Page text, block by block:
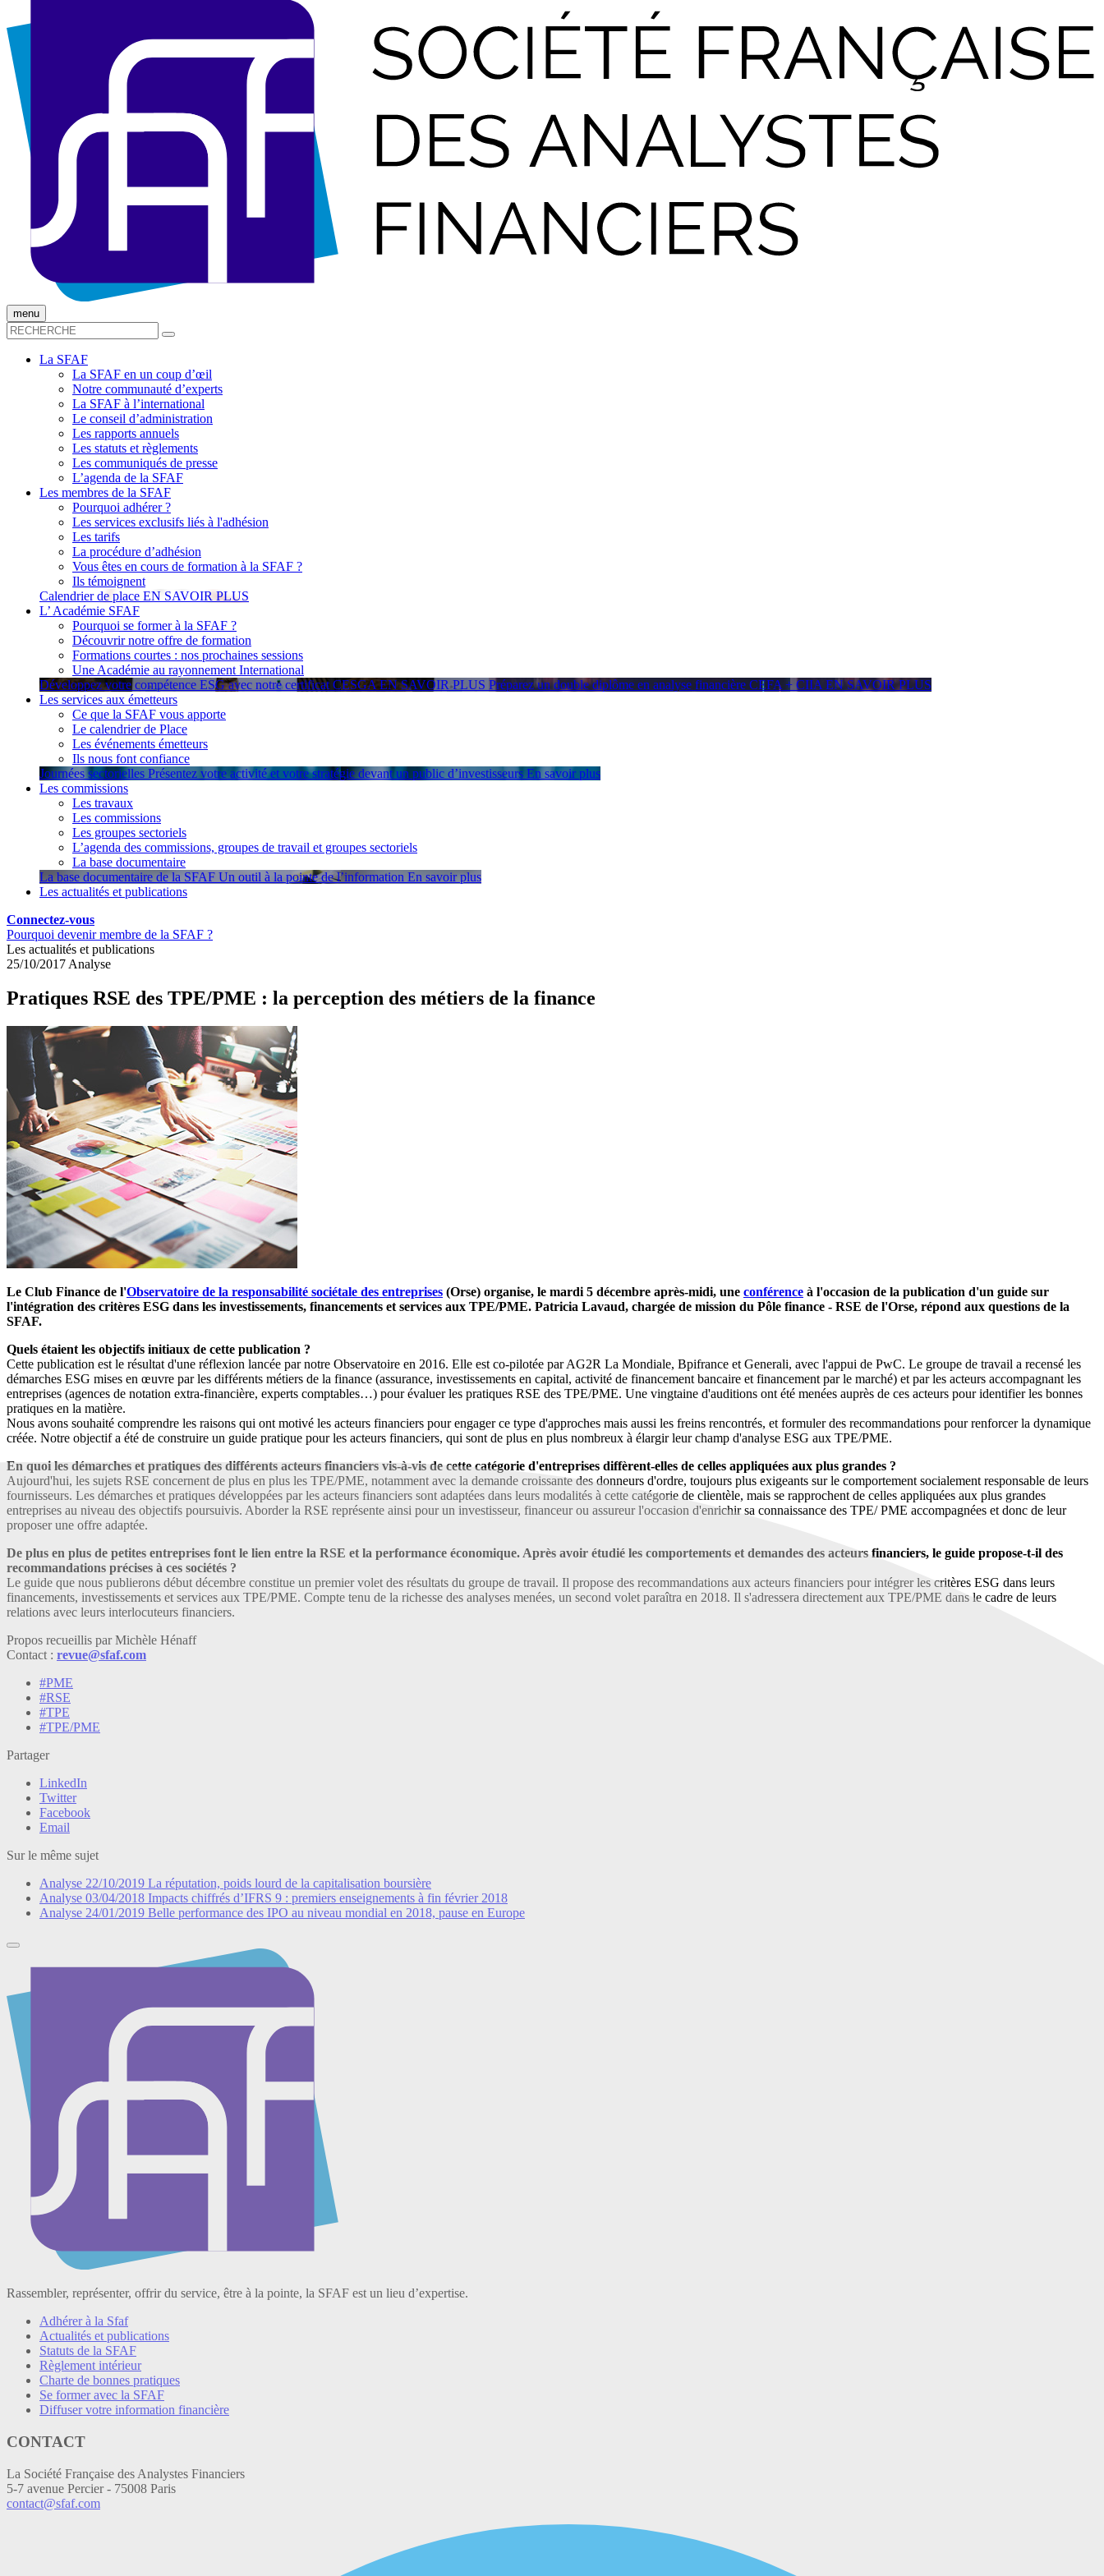
menu
La SFAF
La SFAF en un coup d’œil
Notre communauté d’experts
La SFAF à l’international
Le conseil d’administration
Les rapports annuels
Les statuts et règlements
Les communiqués de presse
L’agenda de la SFAF
Les membres de la SFAF
Pourquoi adhérer ?
Les services exclusifs liés à l'adhésion
Les tarifs
La procédure d’adhésion
Vous êtes en cours de formation à la SFAF ?
Ils témoignent
Calendrier de place EN SAVOIR PLUS
L’ Académie SFAF
Pourquoi se former à la SFAF ?
Découvrir notre offre de formation
Formations courtes : nos prochaines sessions
Une Académie au rayonnement International
Développez votre compétence ESG avec notre certificat CESGA EN SAVOIR PLUS Préparez un double diplôme en analyse financière CEFA + CIIA EN SAVOIR PLUS
Les services aux émetteurs
Ce que la SFAF vous apporte
Le calendrier de Place
Les événements émetteurs
Ils nous font confiance
Journées sectorielles Présentez votre activité et votre stratégie devant un public d’investisseurs En savoir plus
Les commissions
Les travaux
Les commissions
Les groupes sectoriels
L’agenda des commissions, groupes de travail et groupes sectoriels
La base documentaire
La base documentaire de la SFAF Un outil à la pointe de l’information En savoir plus
Les actualités et publications
Connectez-vous
Pourquoi devenir membre de la SFAF ?
Les actualités et publications
25/10/2017 Analyse
Pratiques RSE des TPE/PME : la perception des métiers de la finance
Le Club Finance de l'Observatoire de la responsabilité sociétale des entreprises (Orse) organise, le mardi 5 décembre après-midi, une conférence à l'occasion de la publication d'un guide sur
l'intégration des critères ESG dans les investissements, financements et services aux TPE/PME. Patricia Lavaud, chargée de mission du Pôle finance - RSE de l'Orse, répond aux questions de la
SFAF.
Quels étaient les objectifs initiaux de cette publication ?
Cette publication est le résultat d'une réflexion lancée par notre Observatoire en 2016. Elle est co-pilotée par AG2R La Mondiale, Bpifrance et Generali, avec l'appui de PwC. Le groupe de travail a recensé les
démarches ESG mises en œuvre par les différents métiers de la finance (assurance, investissements en capital, activité de financement bancaire et financement par le marché) et par les acteurs accompagnant les
entreprises (agences de notation extra-financière, experts comptables…) pour évaluer les pratiques RSE des TPE/PME. Une vingtaine d'auditions ont été menées auprès de ces acteurs pour identifier les bonnes
pratiques en la matière.
Nous avons souhaité comprendre les raisons qui ont motivé les acteurs financiers pour engager ce type d'approches mais aussi les freins rencontrés, et formuler des recommandations pour renforcer la dynamique
créée. Notre objectif a été de construire un guide pratique pour les acteurs financiers, qui sont de plus en plus nombreux à élargir leur champ d'analyse ESG aux TPE/PME.
En quoi les démarches et pratiques des différents acteurs financiers vis-à-vis de cette catégorie d'entreprises diffèrent-elles de celles appliquées aux plus grandes ?
Aujourd'hui, les sujets RSE concernent de plus en plus les TPE/PME, notamment avec la demande croissante des donneurs d'ordre, toujours plus exigeants sur le comportement socialement responsable de leurs
fournisseurs. Les démarches et pratiques développées par les acteurs financiers sont adaptées dans leurs modalités à cette catégorie de clientèle, mais se rapprochent de celles appliquées aux plus grandes
entreprises au niveau des objectifs poursuivis. Aborder la RSE représente ainsi pour un investisseur, financeur ou assureur l'occasion d'enrichir sa connaissance des TPE/ PME accompagnées et donc de leur
proposer une offre adaptée.
De plus en plus de petites entreprises font le lien entre la RSE et la performance économique. Après avoir étudié les comportements et demandes des acteurs financiers, le guide propose-t-il des
recommandations précises à ces sociétés ?
Le guide que nous publierons début décembre constitue un premier volet des résultats du groupe de travail. Il propose des recommandations aux acteurs financiers pour intégrer les critères ESG dans leurs
financements, investissements et services aux TPE/PME. Compte tenu de la richesse des analyses menées, un second volet paraîtra en 2018. Il s'adressera directement aux TPE/PME dans le cadre de leurs
relations avec leurs interlocuteurs financiers.
Propos recueillis par Michèle Hénaff
Contact : revue@sfaf.com
#PME
#RSE
#TPE
#TPE/PME
Partager
LinkedIn
Twitter
Facebook
Email
Sur le même sujet
Analyse 22/10/2019 La réputation, poids lourd de la capitalisation boursière
Analyse 03/04/2018 Impacts chiffrés d’IFRS 9 : premiers enseignements à fin février 2018
Analyse 24/01/2019 Belle performance des IPO au niveau mondial en 2018, pause en Europe
Rassembler, représenter, offrir du service, être à la pointe, la SFAF est un lieu d’expertise.
Adhérer à la Sfaf
Actualités et publications
Statuts de la SFAF
Règlement intérieur
Charte de bonnes pratiques
Se former avec la SFAF
Diffuser votre information financière
CONTACT
La Société Française des Analystes Financiers
5-7 avenue Percier - 75008 Paris
contact@sfaf.com